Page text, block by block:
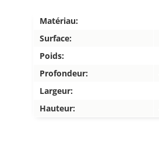
Matériau:
Surface:
Poids:
Profondeur:
Largeur:
Hauteur: